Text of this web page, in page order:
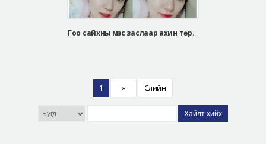
Гоо сайхны мэс заслаар ахин төрсөн ЧУЭ СЭ ЫН
1 » Сүүлийн
Хайлт хийх